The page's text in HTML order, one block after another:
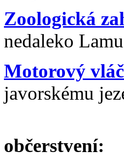
Zoologická
nedaleko
Motorový
javorskému
občerstvení: